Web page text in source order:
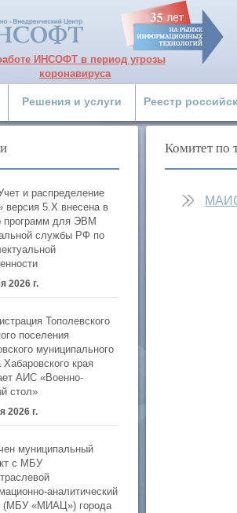
ИНСОФТ в период угрозы
коронавируса
Решения и услуги Реестр
и распределение
версия 5.Х внесена в
программ для ЭВМ
службы РФ по
2026 г.
Тополевского
поселения
муниципального
Хабаровского края
АИС «Военно-
стол»
2026 г.
муниципальный
с МБУ
аналитический
(МБУ «МИАЦ») города
Комитет по